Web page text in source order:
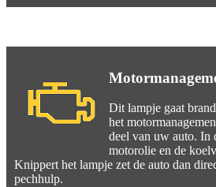
Dit lampje gaat
het
deel van uw auto. In
motorolie en de
Knippert het lampje zet de auto dan
pechhulp.